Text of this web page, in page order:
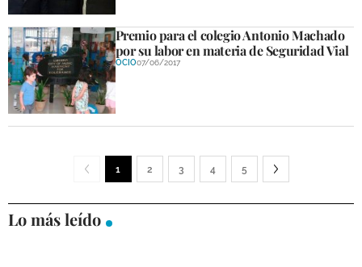
Premio para el colegio Antonio Machado
por su labor en materia de Seguridad Vial
OCIO07/06/2017
1 2 3 4 5
Lo más leído